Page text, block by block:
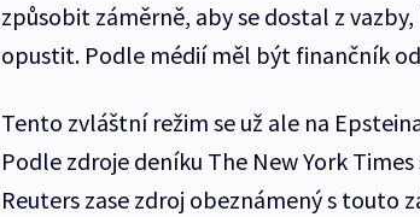
způsobit záměrně, aby se dostal z
opustit. Podle médií měl být finančník
Tento zvláštní režim se už ale na
Podle zdroje deníku The New York
Reuters zase zdroj obeznámený s touto